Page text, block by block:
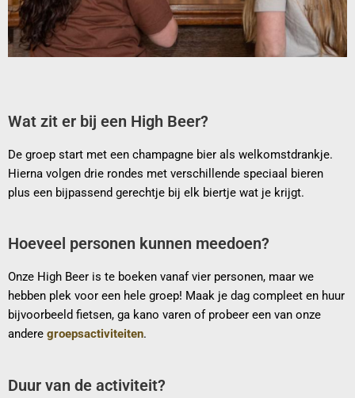
Wat zit er bij een High Beer?
De groep start met een champagne bier als welkomstdrankje.
Hierna volgen drie rondes met verschillende speciaal bieren
plus een bijpassend gerechtje bij elk biertje wat je krijgt.
Hoeveel personen kunnen meedoen?
Onze High Beer is te boeken vanaf vier personen, maar we
hebben plek voor een hele groep! Maak je dag compleet en huur
bijvoorbeeld fietsen, ga kano varen of probeer een van onze
andere groepsactiviteiten.
Duur van de activiteit?